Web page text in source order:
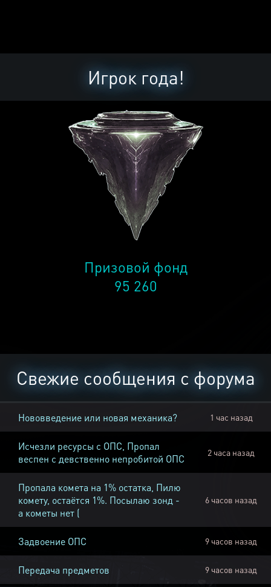
Игрок года!
Призовой фонд
95 260
Свежие сообщения с форума
Нововведение или новая механика? 1 час назад
Исчезли ресурсы с ОПС, Пропал
веспен с девственно непробитой ОПС
2 часа назад
Пропала комета на 1% остатка, Пилю
комету, остаётся 1%. Посылаю зонд -
а кометы нет (
6 часов назад
Задвоение ОПС 9 часов назад
Передача предметов 9 часов назад